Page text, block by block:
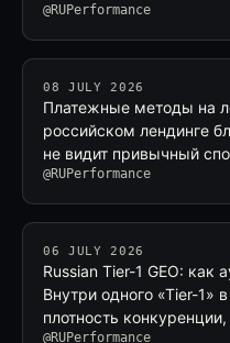
@RUPerformance
08 JULY 2026
Платежные методы на
российском лендинге
не видит привычный
@RUPerformance
06 JULY 2026
Russian Tier-1 GEO: как
Внутри одного «Tier-1»
плотность
@RUPerformance